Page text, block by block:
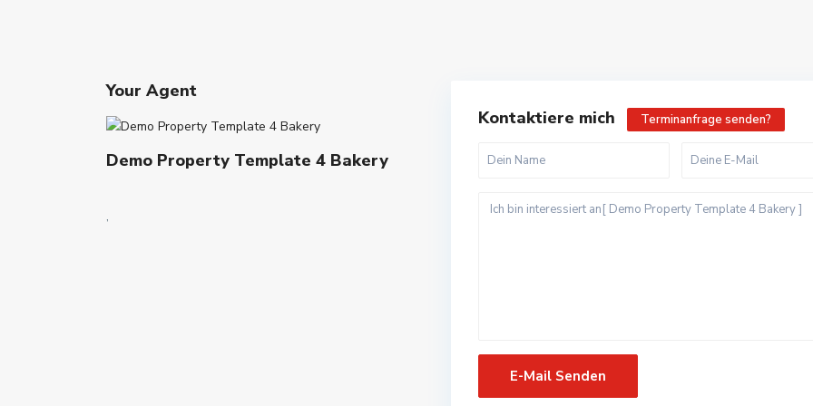
Your Agent
Demo Property Template 4 Bakery
,
Kontaktiere mich Terminanfrage senden?